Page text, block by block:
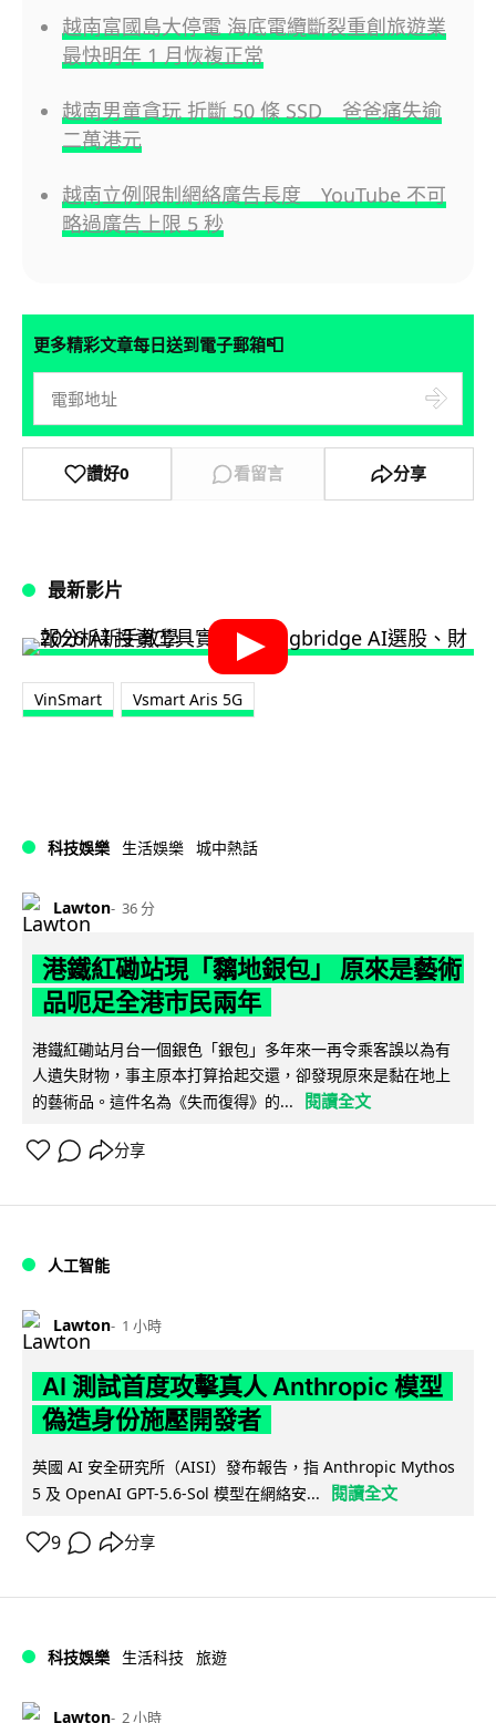
越南富國島大停電 海底電纜斷裂重創旅遊業
最快明年 1 月恢複正常
越南男童貪玩 折斷 50 條 SSD 爸爸痛失逾
二萬港元
越南立例限制網絡廣告長度 YouTube 不可
略過廣告上限 5 秒
更多精彩文章每日送到電子郵箱📮
讚好0 看留言 分享
最新影片
VinSmart Vsmart Aris 5G
科技娛樂 生活娛樂 城中熱話
Lawton 36 分
港鐵紅磡站現「黐地銀包」 原來是藝術
品呃足全港市民兩年
港鐵紅磡站月台一個銀色「銀包」多年來一再令乘客誤以為有
人遺失財物，事主原本打算拾起交還，卻發現原來是黏在地上
的藝術品。這件名為《失而復得》的...
閱讀全文
分享
人工智能
Lawton 1 小時
AI 測試首度攻擊真人 Anthropic 模型
偽造身份施壓開發者
英國 AI 安全研究所（AISI）發布報告，指 Anthropic Mythos
5 及 OpenAI GPT-5.6-Sol 模型在網絡安...
閱讀全文
9 分享
科技娛樂 生活科技 旅遊
Lawton 2 小時